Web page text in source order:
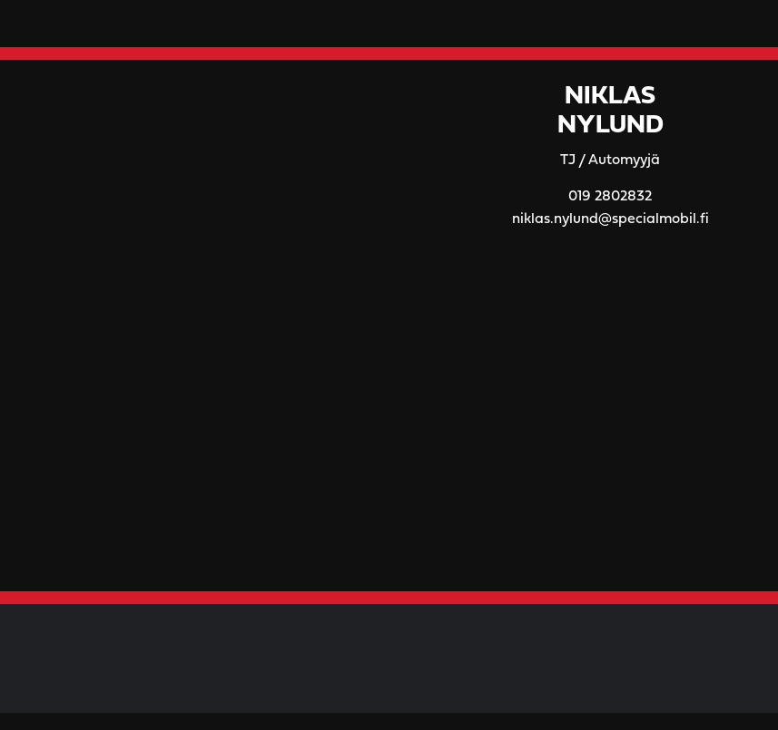
NIKLAS
NYLUND
TJ / Automyyjä
019 2802832
niklas.nylund@specialmobil.fi